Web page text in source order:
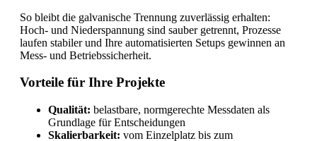
So bleibt die galvanische Trennung zuverlässig erhalten:
Hoch- und Niederspannung sind sauber getrennt, Prozesse
laufen stabiler und Ihre automatisierten Setups gewinnen an
Mess- und Betriebssicherheit.
Vorteile für Ihre Projekte
Qualität: belastbare, normgerechte Messdaten als
Grundlage für Entscheidungen
Skalierbarkeit: vom Einzelplatz bis zum